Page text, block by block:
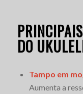
DO
Tampo em
Aumenta a